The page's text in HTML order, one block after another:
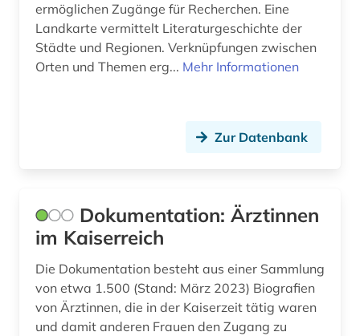
künstler:in (1)
lehnemann (1)
lehrer (1)
lexikon (1)
liechtenstein (1)
ermöglichen Zugänge für Recherchen. Eine
Landkarte vermittelt Literaturgeschichte der
Städte und Regionen. Verknüpfungen zwischen
Orten und Themen erg... Mehr Informationen
Zur Datenbank
Dokumentation: Ärztinnen
im Kaiserreich
Die Dokumentation besteht aus einer Sammlung
von etwa 1.500 (Stand: März 2023) Biografien
von Ärztinnen, die in der Kaiserzeit tätig waren
und damit anderen Frauen den Zugang zu